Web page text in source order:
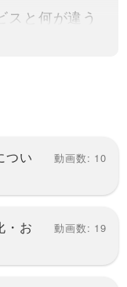
と何が違う
けることが
す！
、カスタマイ
つい
動画数: 10
・お
動画数: 19